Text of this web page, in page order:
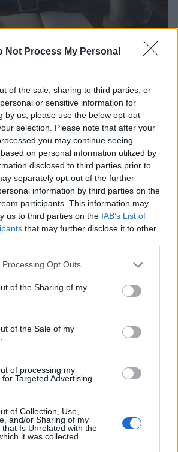
Not Process My Personal
of the sale, sharing to third parties, or
or sensitive information for
by us, please use the below opt-out
selection. Please note that after your
you may continue seeing
on personal information utilized by
disclosed to third parties prior to
separately opt-out of the further
information by third parties on the
participants. This information may
us to third parties on the IAB’s List of
that may further disclose it to other
website/app uses one or more Google
or usage behaviour. You may click to
to Google and its third-party tags to
specified purposes in below Google
Opt Outs
of the Sharing of my
of the Sale of my
of processing my
Targeted Advertising.
of Collection, Use,
and/or Sharing of my
that Is Unrelated with the
it was collected.
está afectando los precios de la